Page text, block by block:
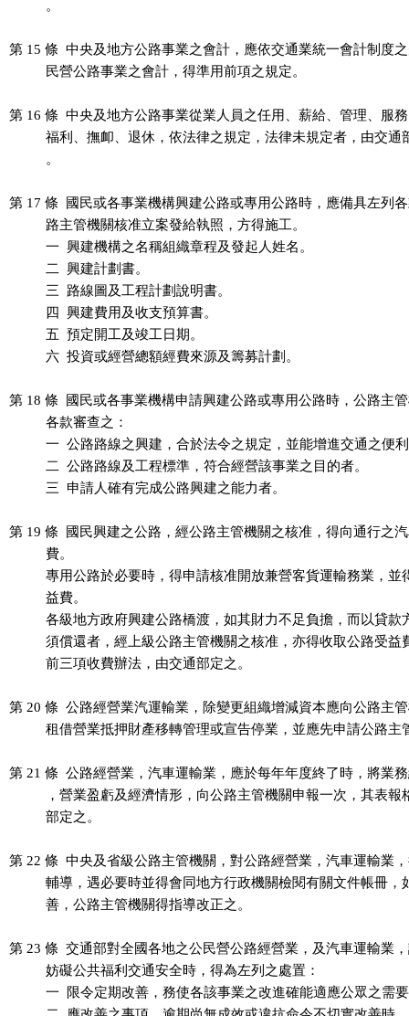
          。
第 15 條  中央及地方公路事業之會計，應依交通業統一會計制度
          民營公路事業之會計，得準用前項之規定。
第 16 條  中央及地方公路事業從業人員之任用、薪給、管理、服
福利、撫卹、退休，依法律之規定，法律未規定者，由交
          。
第 17 條  國民或各事業機構興建公路或專用公路時，應備具左列
          路主管機關核准立案發給執照，方得施工。
          一  興建機構之名稱組織章程及發起人姓名。
          二  興建計劃書。
          三  路線圖及工程計劃說明書。
          四  興建費用及收支預算書。
          五  預定開工及竣工日期。
          六  投資或經營總額經費來源及籌募計劃。
第 18 條  國民或各事業機構申請興建公路或專用公路時，公路主
          各款審查之：
一  公路路線之興建，合於法令之規定，並能增進交通之便
          二  公路路線及工程標準，符合經營該事業之目的者。
          三  申請人確有完成公路興建之能力者。
第 19 條  國民興建之公路，經公路主管機關之核准，得向通行之
          費。
專用公路於必要時，得申請核准開放兼營客貨運輸務業，
          益費。
各級地方政府興建公路橋渡，如其財力不足負擔，而以貸
須償還者，經上級公路主管機關之核准，亦得收取公路受益
          前三項收費辦法，由交通部定之。
第 20 條  公路經營業汽運輸業，除變更組織增減資本應向公路主
租借營業抵押財產移轉管理或宣告停業，並應先申請公路
第 21 條  公路經營業，汽車運輸業，應於每年年度終了時，將業
，營業盈虧及經濟情形，向公路主管機關申報一次，其表
          部定之。
第 22 條  中央及省級公路主管機關，對公路經營業，汽車運輸業
輔導，遇必要時並得會同地方行政機關檢閱有關文件帳冊
          善，公路主管機關得指導改正之。
第 23 條  交通部對全國各地之公民營公路經營業，及汽車運輸業
          妨礙公共福利交通安全時，得為左列之處置：
一  限令定期改善，務使各該事業之改進確能適應公眾之需